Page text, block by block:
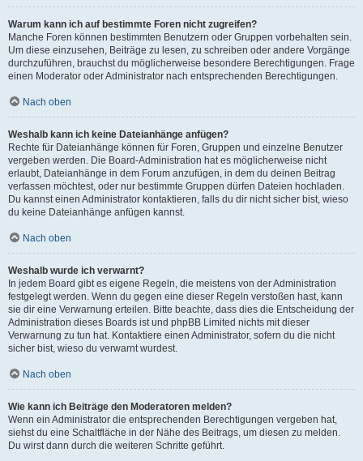
Warum kann ich auf bestimmte Foren nicht zugreifen?
Manche Foren können bestimmten Benutzern oder Gruppen vorbehalten sein.
Um diese einzusehen, Beiträge zu lesen, zu schreiben oder andere Vorgänge
durchzuführen, brauchst du möglicherweise besondere Berechtigungen. Frage
einen Moderator oder Administrator nach entsprechenden Berechtigungen.
Nach oben
Weshalb kann ich keine Dateianhänge anfügen?
Rechte für Dateianhänge können für Foren, Gruppen und einzelne Benutzer
vergeben werden. Die Board-Administration hat es möglicherweise nicht
erlaubt, Dateianhänge in dem Forum anzufügen, in dem du deinen Beitrag
verfassen möchtest, oder nur bestimmte Gruppen dürfen Dateien hochladen.
Du kannst einen Administrator kontaktieren, falls du dir nicht sicher bist, wieso
du keine Dateianhänge anfügen kannst.
Nach oben
Weshalb wurde ich verwarnt?
In jedem Board gibt es eigene Regeln, die meistens von der Administration
festgelegt werden. Wenn du gegen eine dieser Regeln verstoßen hast, kann
sie dir eine Verwarnung erteilen. Bitte beachte, dass dies die Entscheidung der
Administration dieses Boards ist und phpBB Limited nichts mit dieser
Verwarnung zu tun hat. Kontaktiere einen Administrator, sofern du die nicht
sicher bist, wieso du verwarnt wurdest.
Nach oben
Wie kann ich Beiträge den Moderatoren melden?
Wenn ein Administrator die entsprechenden Berechtigungen vergeben hat,
siehst du eine Schaltfläche in der Nähe des Beitrags, um diesen zu melden.
Du wirst dann durch die weiteren Schritte geführt.